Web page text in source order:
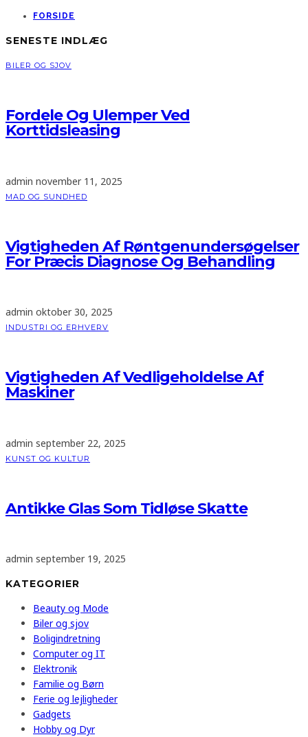
FORSIDE
SENESTE INDLÆG
BILER OG SJOV
Fordele Og Ulemper Ved
Korttidsleasing
admin november 11, 2025
MAD OG SUNDHED
Vigtigheden Af Røntgenundersøgelser
For Præcis Diagnose Og Behandling
admin oktober 30, 2025
INDUSTRI OG ERHVERV
Vigtigheden Af Vedligeholdelse Af
Maskiner
admin september 22, 2025
KUNST OG KULTUR
Antikke Glas Som Tidløse Skatte
admin september 19, 2025
KATEGORIER
Beauty og Mode
Biler og sjov
Boligindretning
Computer og IT
Elektronik
Familie og Børn
Ferie og lejligheder
Gadgets
Hobby og Dyr